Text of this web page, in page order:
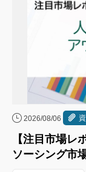
2026/08/06
【注目市場レ
ソーシング市